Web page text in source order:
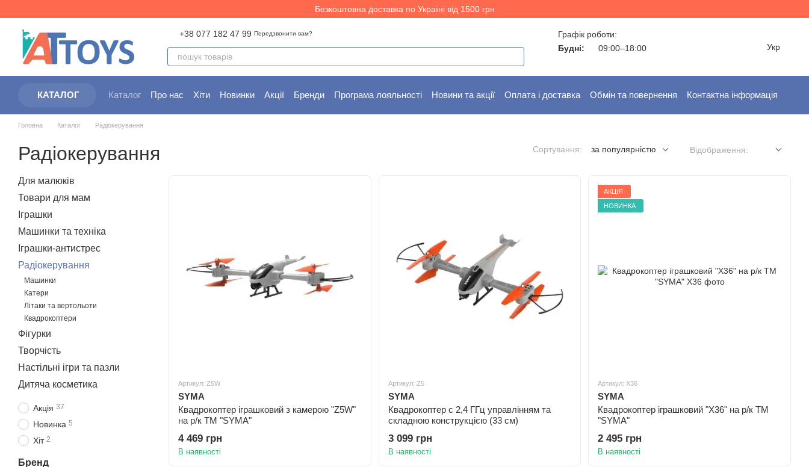
Безкоштовна доставка по Україні від 1500 грн
+38 077 182 47 99 Передзвонити вам?
Графік роботи:
Будні:
09:00–18:00 Укр
КАТАЛОГ Каталог Про нас Хіти Новинки Акції Бренди Програма лояльності Новини та акції Оплата і доставка Обмін та повернення
Контактна інформація
Головна Каталог Радіокерування
Радіокерування Сортування: за популярністю Відображення:
Артикул: Z5W
SYMA
Квадрокоптер іграшковий з камерою "Z5W"
на р/к ТМ "SYMA"
4 469 грн
В наявності
Артикул: Z5
SYMA
Квадрокоптер с 2,4 ГГц управлінням та
складною конструкцією (33 см)
3 099 грн
В наявності
АКЦІЯ
НОВИНКА
Артикул: X36
SYMA
Квадрокоптер іграшковий "X36" на р/к ТМ
"SYMA"
2 495 грн
В наявності
Для малюків
Товари для мам
Іграшки
Машинки та техніка
Іграшки-антистрес
Радіокерування
Машинки
Катери
Літаки та вертольоти
Квадрокоптери
Фігурки
Творчість
Настільні ігри та пазли
Дитяча косметика
Акція 37
Новинка 5
Хіт 2
Бренд